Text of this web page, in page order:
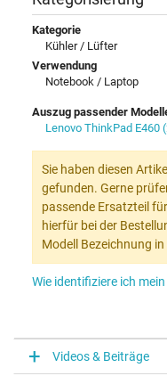
Kategorie
Kühler / Lüfter
Verwendung
Notebook / Laptop
Auszug passender
Lenovo ThinkPad E460
Sie haben diesen
gefunden. Gerne
passende Ersatzteil
hierfür bei der
Modell Bezeichnung
Wie identifiziere ich
Videos & Beiträge